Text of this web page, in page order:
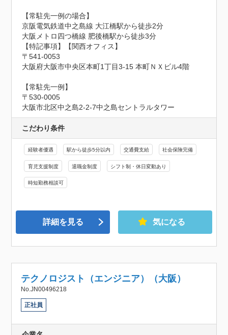
【常駐先一例の場合】
京阪電気鉄道中之島線 大江橋駅から徒歩2分
大阪メトロ四つ橋線 肥後橋駅から徒歩3分
【特記事項】【関西オフィス】
〒541-0053
大阪府大阪市中央区本町1丁目3-15 本町ＮＸビル4階
【常駐先一例】
〒530-0005
大阪市北区中之島2-2-7中之島セントラルタワー
こだわり条件
経験者優遇 駅から徒歩5分以内 交通費支給 社会保険完備
育児支援制度 退職金制度 シフト制・休日変動あり
時短勤務相談可
詳細を見る 気になる
テクノロジスト（エンジニア）（大阪）
No.JN00496218
正社員